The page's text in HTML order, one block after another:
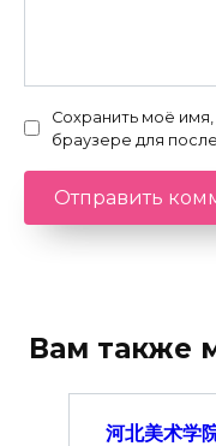
Сохранить моё
браузере для
Вам также
河北美术